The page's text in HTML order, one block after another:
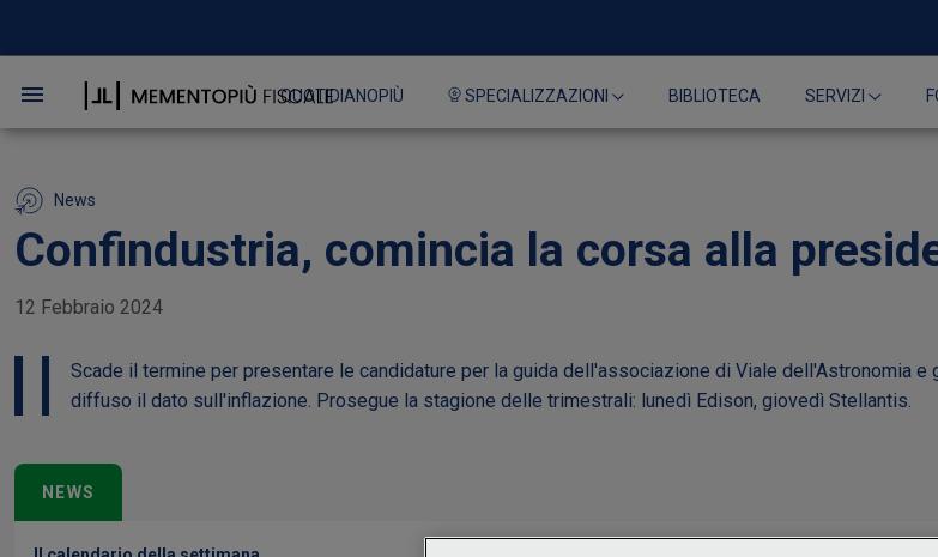
QUOTIDIANOPIÙ SPECIALIZZAZIONI BIBLIOTECA SERVIZI
News
Confindustria, comincia la corsa alla
12 Febbraio 2024
Scade il termine per presentare le candidature per la guida dell'associazione di Viale dell'Astronomia
diffuso il dato sull'inflazione. Prosegue la stagione delle trimestrali: lunedì Edison, giovedì Stellantis.
NEWS